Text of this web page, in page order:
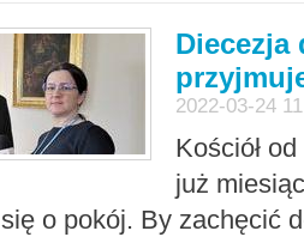
Diecezja
2022-03-24
Kościół
już
o pokój. By zachęcić